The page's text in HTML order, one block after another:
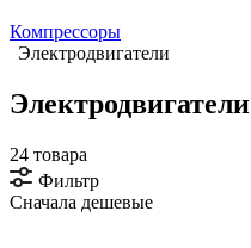
Компрессоры
Электродвигатели
Электродвигатели
24 товара
Фильтр
Сначала дешевые